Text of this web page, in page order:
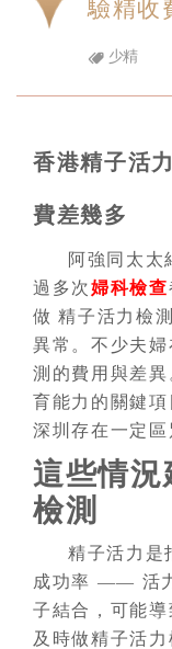
驗精收
少精
香港精子活
費差幾多
阿強同太太
過多次婦科檢查
做 精子活力檢
異常。不少夫
測的費用與差
育能力的關鍵
深圳存在一定區
這些情況
檢測
精子活力是
成功率 —— 活
子結合，可能
及時做精子活力